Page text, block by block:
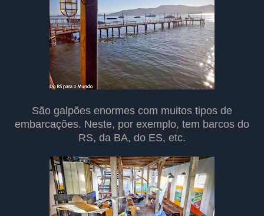
São galpões enormes com muitos tipos de
embarcações. Neste, por exemplo, tem barcos do
RS, da BA, do ES, etc.